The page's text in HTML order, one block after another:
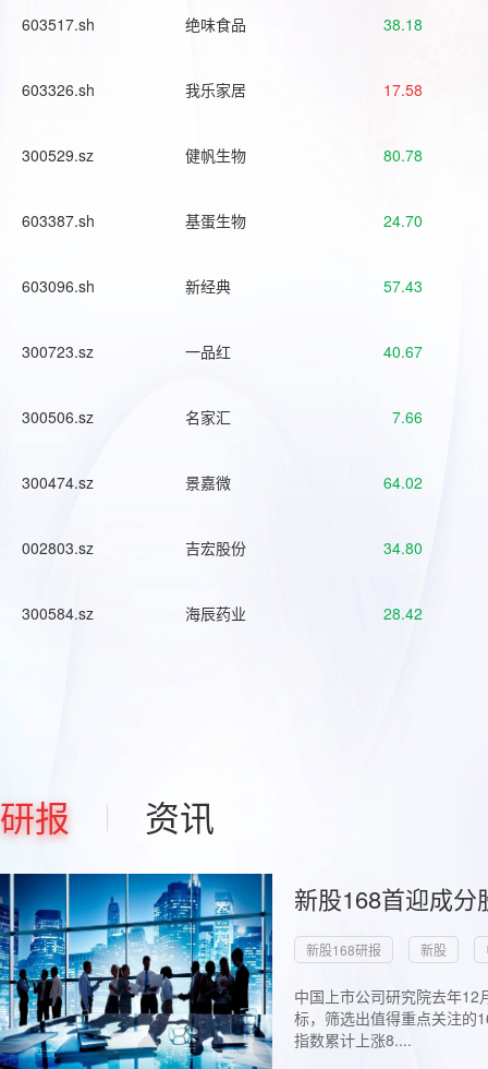
603517.sh 绝味食品 38.18
603326.sh 我乐家居 17.58
300529.sz 健帆生物 80.78
603387.sh 基蛋生物 24.70
603096.sh 新经典 57.43
300723.sz 一品红 40.67
300506.sz 名家汇 7.66
300474.sz 景嘉微 64.02
002803.sz 吉宏股份 34.80
300584.sz 海辰药业 28.42
研报 资讯
新股168首迎成
新股168研报 新股
中国上市公司研究院去年
标，筛选出值得重点关注的
指数累计上涨8....